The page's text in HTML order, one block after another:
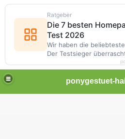
ponygestuet-
Ratgeber
Die 7 besten
Test 2026
Wir haben die
Der Testsieger